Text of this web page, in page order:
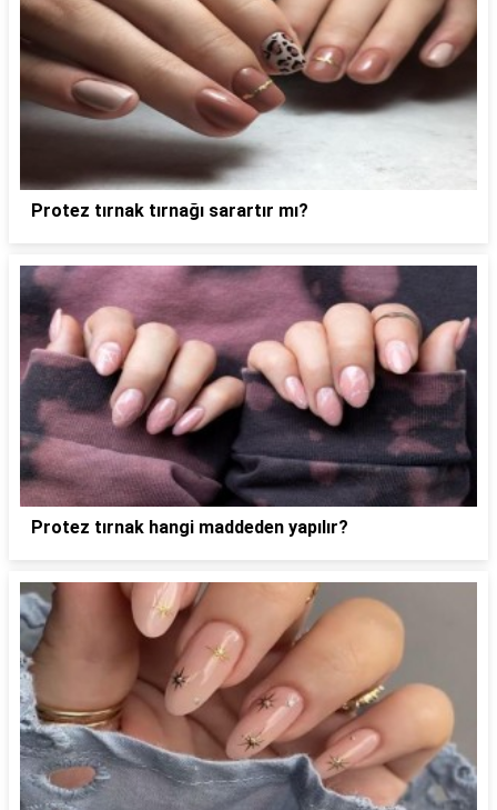
Protez tırnak tırnağı sarartır mı?
Protez tırnak hangi maddeden yapılır?